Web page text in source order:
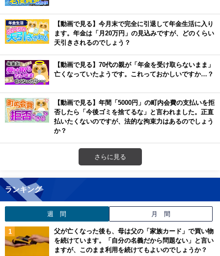
【動画で見る】今月末で完全に引退して年金生活に入り
ます。年金は「月20万円」の見込みですが、どのくらい
天引きされるのでしょう？
【動画で見る】70代の親が「年金を受け取らないまま」
亡くなっていたようです。これっておかしいですか…？
【動画で見る】年間「5000円」の町内会費の支払いを拒
否したら「今後ゴミを捨てるな」と言われました。正直
払いたくないのですが、法的な拘束力はあるのでしょう
か？
さらに見る
ランキング
週 間 月 間
父が亡くなった後も、母は父の「家族カード」で買い物
を続けています。「自分の名義だから問題ない」と言い
ますが、このまま利用を続けてもよいのでしょうか？